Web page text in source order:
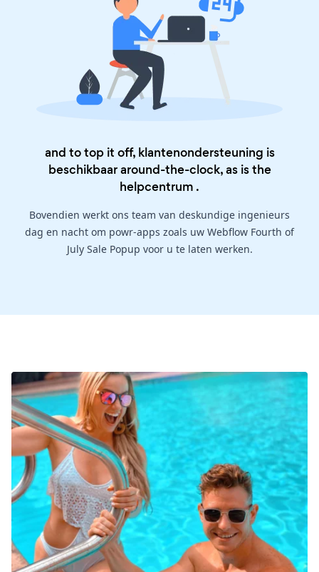
and to top it off, klantenondersteuning is
beschikbaar around-the-clock, as is the
helpcentrum .
Bovendien werkt ons team van deskundige ingenieurs
dag en nacht om powr-apps zoals uw Webflow Fourth of
July Sale Popup voor u te laten werken.